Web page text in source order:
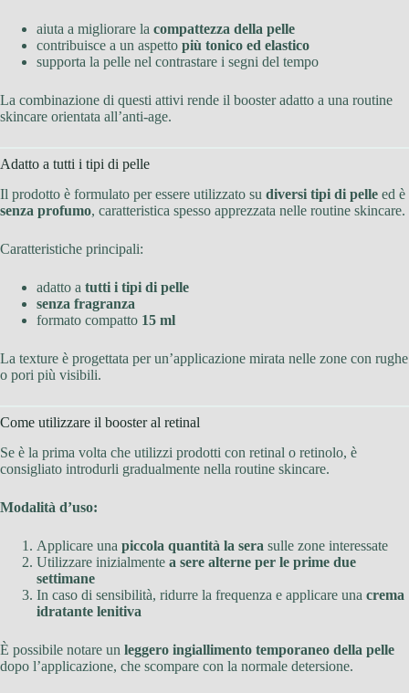
aiuta a migliorare la compattezza della pelle
contribuisce a un aspetto più tonico ed elastico
supporta la pelle nel contrastare i segni del tempo
La combinazione di questi attivi rende il booster adatto a una routine
skincare orientata all’anti-age.
Adatto a tutti i tipi di pelle
Il prodotto è formulato per essere utilizzato su diversi tipi di pelle ed è
senza profumo, caratteristica spesso apprezzata nelle routine skincare.
Caratteristiche principali:
adatto a tutti i tipi di pelle
senza fragranza
formato compatto 15 ml
La texture è progettata per un’applicazione mirata nelle zone con rughe
o pori più visibili.
Come utilizzare il booster al retinal
Se è la prima volta che utilizzi prodotti con retinal o retinolo, è
consigliato introdurli gradualmente nella routine skincare.
Modalità d’uso:
Applicare una piccola quantità la sera sulle zone interessate
Utilizzare inizialmente a sere alterne per le prime due
settimane
In caso di sensibilità, ridurre la frequenza e applicare una crema
idratante lenitiva
È possibile notare un leggero ingiallimento temporaneo della pelle
dopo l’applicazione, che scompare con la normale detersione.